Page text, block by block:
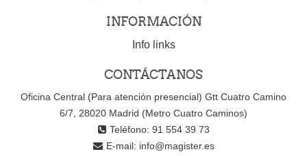
INFORMACIÓN
Info links
CONTÁCTANOS
Oficina Central (Para atención presencial) Gtt Cuatro Camino
6/7, 28020 Madrid (Metro Cuatro Caminos)
Teléfono: 91 554 39 73
E-mail: info@magister.es